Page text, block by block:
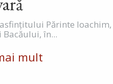
Părinte Ioachim,
în...
mult